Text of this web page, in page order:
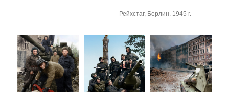
Рейхстаг, Берлин. 1945 г.